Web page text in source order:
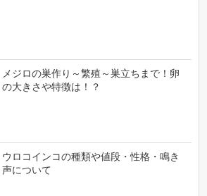
メジロの巣作り～繁殖～巣立ちまで！卵
の大きさや特徴は！？
ウロコインコの種類や値段・性格・鳴き
声について